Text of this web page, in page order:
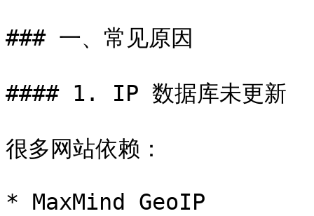
### 一、常见原因
#### 1. IP 数据库未更新
很多网站依赖：
* MaxMind GeoIP